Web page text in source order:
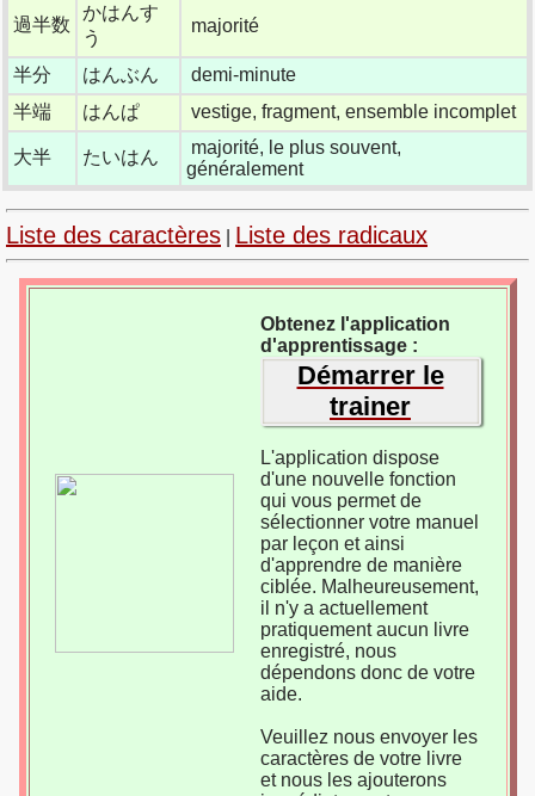
過半数
かはんす
う
majorité
半分 はんぶん
demi-minute
半端
はんぱ vestige, fragment, ensemble incomplet
大半 たいはん
majorité, le plus souvent,
généralement
Liste des caractères Liste des radicaux
Obtenez l'application
d'apprentissage :
Démarrer le
trainer
L'application dispose
d'une nouvelle fonction
qui vous permet de
sélectionner votre manuel
par leçon et ainsi
d'apprendre de manière
ciblée. Malheureusement,
il n'y a actuellement
pratiquement aucun livre
enregistré, nous
dépendons donc de votre
aide.
Veuillez nous envoyer les
caractères de votre livre
et nous les ajouterons